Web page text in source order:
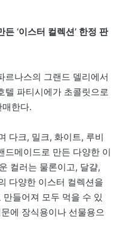
‘이스터 컬렉션’ 한정 판
르나스의 그랜드 델리에서
텔 파티시에가 초콜릿으로
매한다.
다크, 밀크, 화이트, 루비
드메이드로 만든 다양한 이
컬러는 물론이고, 달걀,
다양한 이스터 컬렉션을
들어져 모두 먹을 수 있
에 장식용이나 선물용으